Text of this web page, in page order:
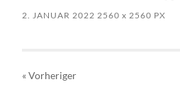
2. JANUAR 2022 2560x 2560 PX
« Vorheriger